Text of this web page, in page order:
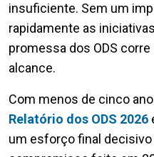
insuficiente. Sem um
rapidamente as
promessa dos ODS
alcance.
Com menos de cinco
Relatório dos ODS 2026
um esforço final